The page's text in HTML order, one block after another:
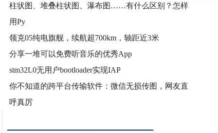
柱状图、堆叠柱状图、瀑布图……有什么区别？怎样
用Py
领克05纯电旗舰，续航超700km，轴距近3米
分享一堆可以免费听音乐的优秀App
stm32L0无用户bootloader实现IAP
你不知道的跨平台传输软件：微信无损传图，网友直
呼真厉